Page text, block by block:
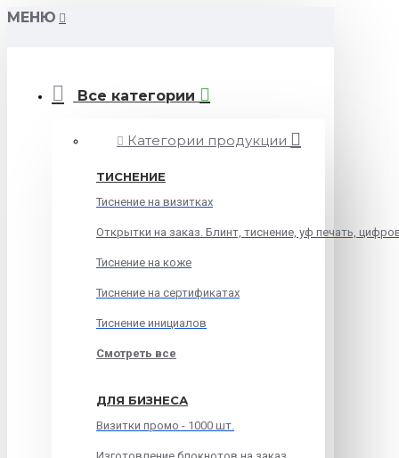
МЕНЮ
Все категории
Категории продукции
ТИСНЕНИЕ
Тиснение на визитках
Открытки на заказ. Блинт, тиснение, уф печать,
Тиснение на коже
Тиснение на сертификатах
Тиснение инициалов
Смотреть все
ДЛЯ БИЗНЕСА
Визитки промо - 1000 шт.